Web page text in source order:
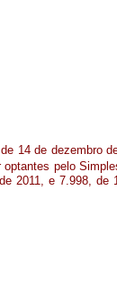
14 de dezem brod
optantes pelo Si
de 2011, e 7.998, de